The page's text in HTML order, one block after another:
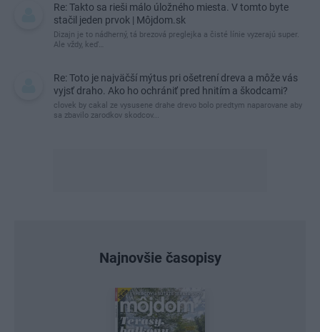
Re: Takto sa rieši málo úložného miesta. V tomto byte
stačil jeden prvok | Môjdom.sk
Dizajn je to nádherný, tá brezová preglejka a čisté línie vyzerajú super.
Ale vždy, keď…
Re: Toto je najväčší mýtus pri ošetrení dreva a môže vás
vyjsť draho. Ako ho ochrániť pred hnitím a škodcami?
clovek by cakal ze vysusene drahe drevo bolo predtym naparovane aby
sa zbavilo zarodkov skodcov...
Najnovšie časopisy